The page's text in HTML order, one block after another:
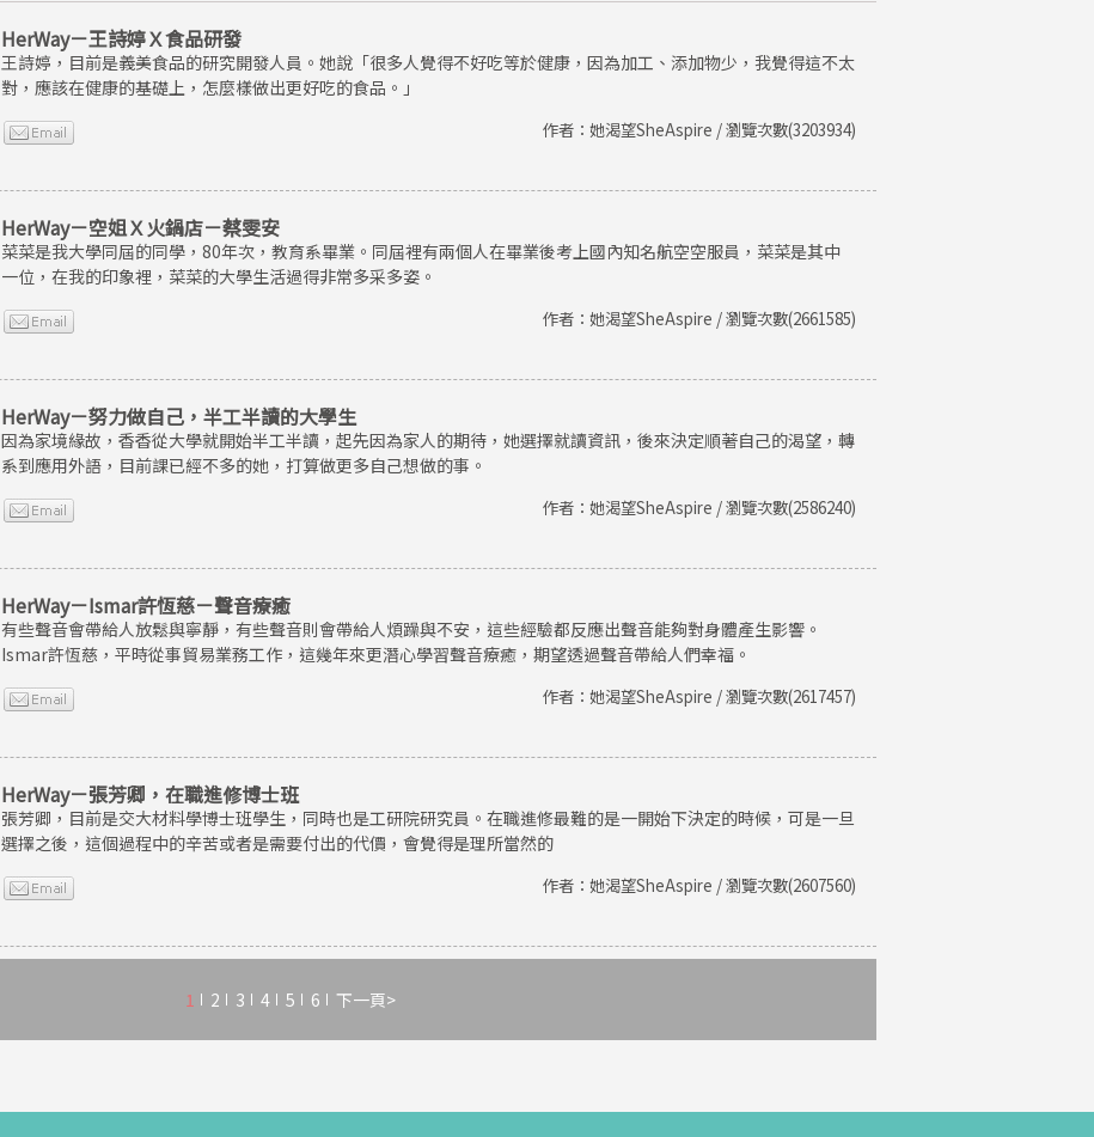
HerWay－王詩婷Ｘ食品研發
王詩婷，目前是義美食品的研究開發人員。她說「很多人覺得不好吃等於健康，因為加工、添加物少，我覺得這不太
對，應該在健康的基礎上，怎麼樣做出更好吃的食品。」
作者：她渴望SheAspire / 瀏覽次數(3203934)
HerWay－空姐Ｘ火鍋店－蔡雯安
菜菜是我大學同屆的同學，80年次，教育系畢業。同屆裡有兩個人在畢業後考上國內知名航空空服員，菜菜是其中
一位，在我的印象裡，菜菜的大學生活過得非常多采多姿。
作者：她渴望SheAspire / 瀏覽次數(2661585)
HerWay－努力做自己，半工半讀的大學生
因為家境緣故，香香從大學就開始半工半讀，起先因為家人的期待，她選擇就讀資訊，後來決定順著自己的渴望，轉
系到應用外語，目前課已經不多的她，打算做更多自己想做的事。
作者：她渴望SheAspire / 瀏覽次數(2586240)
HerWay－Ismar許恆慈－聲音療癒
有些聲音會帶給人放鬆與寧靜，有些聲音則會帶給人煩躁與不安，這些經驗都反應出聲音能夠對身體產生影響。
Ismar許恆慈，平時從事貿易業務工作，這幾年來更潛心學習聲音療癒，期望透過聲音帶給人們幸福。
作者：她渴望SheAspire / 瀏覽次數(2617457)
HerWay－張芳卿，在職進修博士班
張芳卿，目前是交大材料學博士班學生，同時也是工研院研究員。在職進修最難的是一開始下決定的時候，可是一旦
選擇之後，這個過程中的辛苦或者是需要付出的代價，會覺得是理所當然的
作者：她渴望SheAspire / 瀏覽次數(2607560)
1 2 3 4 5 6 下一頁>